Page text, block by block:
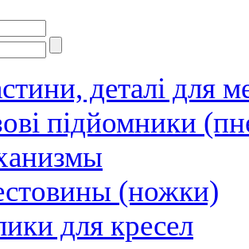
деталі для
підйомники
(ножки)
для кресел